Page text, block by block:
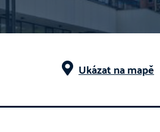
Ukázat na mapě